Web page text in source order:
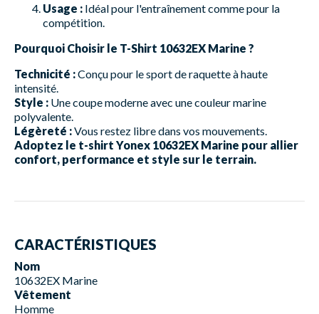
Usage : Idéal pour l'entraînement comme pour la
compétition.
Pourquoi Choisir le T-Shirt 10632EX Marine ?
Technicité :Conçu pour le sport de raquette à haute
intensité.
Style : Une coupe moderne avec une couleur marine
polyvalente.
Légèreté :Vous restez libre dans vos mouvements.
Adoptez le t-shirt Yonex 10632EX Marine pour allier
confort, performance et style sur le terrain.
CARACTÉRISTIQUES
Nom
10632EX Marine
Vêtement
Homme